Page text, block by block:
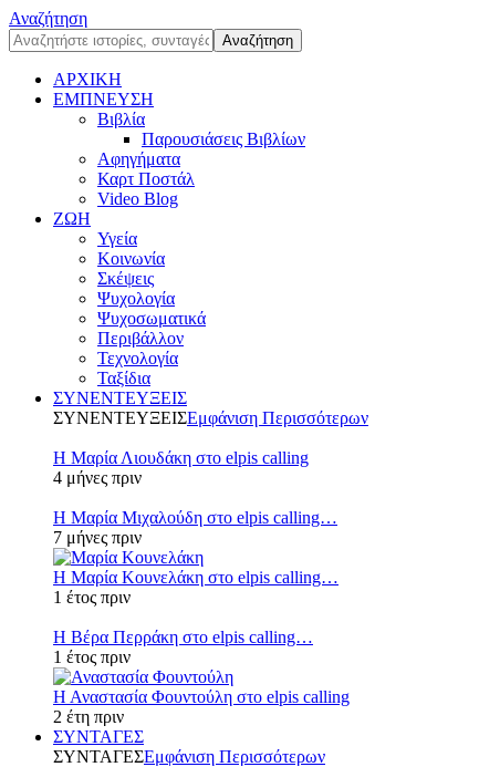
Αναζήτηση
ΑΡΧΙΚΗ
ΕΜΠΝΕΥΣΗ
Βιβλία
Παρουσιάσεις Βιβλίων
Αφηγήματα
Καρτ Ποστάλ
Video Blog
ΖΩΗ
Υγεία
Κοινωνία
Σκέψεις
Ψυχολογία
Ψυχοσωματικά
Περιβάλλον
Τεχνολογία
Ταξίδια
ΣΥΝΕΝΤΕΥΞΕΙΣ
ΣΥΝΕΝΤΕΥΞΕΙΣΕμφάνιση Περισσότερων
Η Μαρία Λιουδάκη στο elpis calling
4 μήνες πριν
Η Μαρία Μιχαλούδη στο elpis calling…
7 μήνες πριν
Η Μαρία Κουνελάκη στο elpis calling…
1 έτος πριν
Η Βέρα Περράκη στο elpis calling…
1 έτος πριν
Η Αναστασία Φουντούλη στο elpis calling
2 έτη πριν
ΣΥΝΤΑΓΕΣ
ΣΥΝΤΑΓΕΣΕμφάνιση Περισσότερων